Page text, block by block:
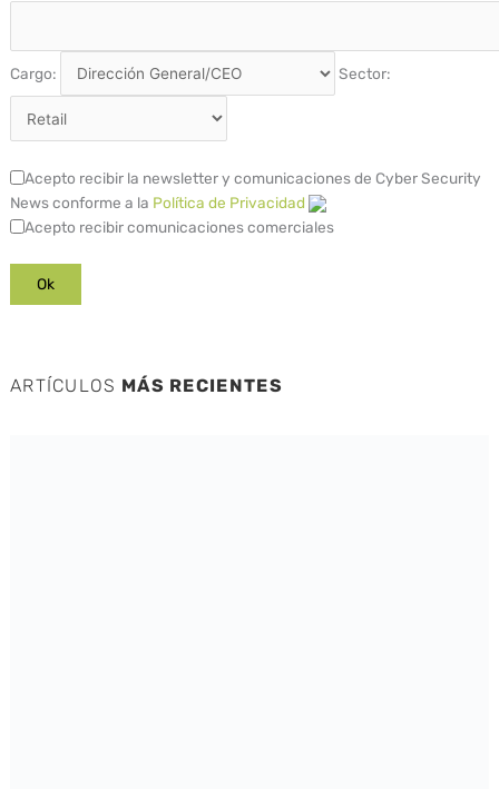
Cargo: Sector:
Acepto recibir la newsletter y comunicaciones de Cyber Security
News conforme a la Política de Privacidad
Acepto recibir comunicaciones comerciales
ARTÍCULOS MÁS RECIENTES